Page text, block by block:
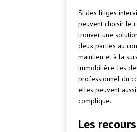
Si des litiges
peuvent choisir le
trouver une
deux parties au
maintien et à la
immobilière, les
professionnel du
elles peuvent
complique.
Les